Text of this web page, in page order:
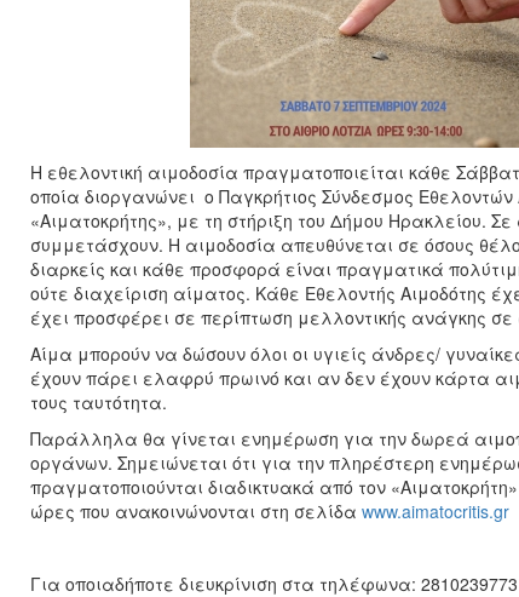
Η εθελοντική αιμοδοσία πραγματοποιείται κάθε
οποία διοργανώνει ο Παγκρήτιος Σύνδεσμος
«Αιματοκρήτης», με τη στήριξη του Δήμου Ηρακλείου.
συμμετάσχουν. Η αιμοδοσία απευθύνεται σε όσους
διαρκείς και κάθε προσφορά είναι πραγματικά
ούτε διαχείριση αίματος. Κάθε Εθελοντής Αιμοδότης
έχει προσφέρει σε περίπτωση μελλοντικής ανάγκης σε
Αίμα μπορούν να δώσουν όλοι οι υγιείς άνδρες/
έχουν πάρει ελαφρύ πρωινό και αν δεν έχουν κάρτα
τους ταυτότητα.
Παράλληλα θα γίνεται ενημέρωση για την δωρεά
οργάνων. Σημειώνεται ότι για την πληρέστερη
πραγματοποιούνται διαδικτυακά από τον
ώρες που ανακοινώνονται στη σελίδα www.aimatocritis.gr
Για οποιαδήποτε διευκρίνιση στα τηλέφωνα: